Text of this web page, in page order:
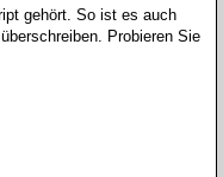
gehört. So ist es auch
Probieren Sie